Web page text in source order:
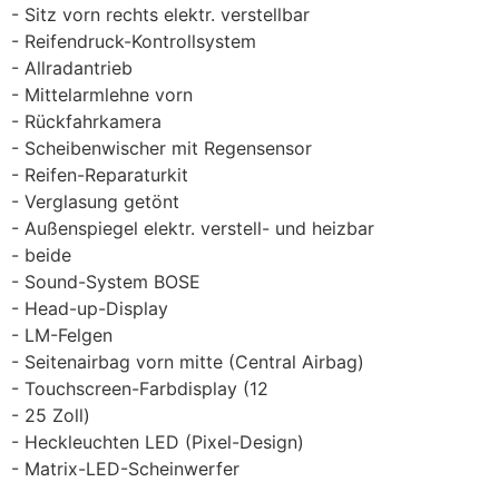
Sitz vorn rechts elektr. verstellbar
Reifendruck-Kontrollsystem
Allradantrieb
Mittelarmlehne vorn
Rückfahrkamera
Scheibenwischer mit Regensensor
Reifen-Reparaturkit
Verglasung getönt
Außenspiegel elektr. verstell- und heizbar
beide
Sound-System BOSE
Head-up-Display
LM-Felgen
Seitenairbag vorn mitte (Central Airbag)
Touchscreen-Farbdisplay (12
25 Zoll)
Heckleuchten LED (Pixel-Design)
Matrix-LED-Scheinwerfer